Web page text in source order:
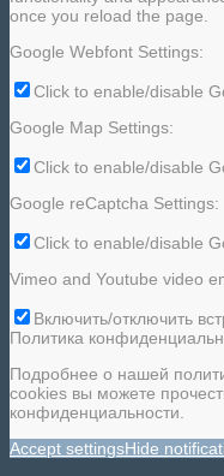
once you reload the page.
Google Webfont Settings:
Click to enable/disable
Google Map Settings:
Click to enable/disable
Google reCaptcha Settings:
Click to enable/disable
Vimeo and Youtube video
Включить/отключить
Политика
Подробнее о нашей
cookies вы можете
конфиденциальности.
Accept settingsHide